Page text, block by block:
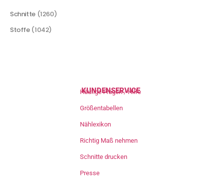
Schnitte (1260)
Stoffe (1042)
KUNDENSERVICE
Häufige Fragen / Hilfe
Größentabellen
Nählexikon
Richtig Maß nehmen
Schnitte drucken
Presse